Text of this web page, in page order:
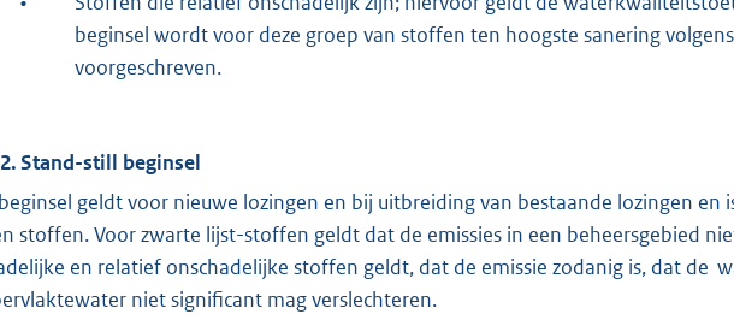
beginsel wordt voor deze groep van stoffen ten hoogste sanering
voorgeschreven.
Stand-still beginsel
geldt voor nieuwe lozingen en bij uitbreiding van bestaande lozingen en
stoffen. Voor zwarte lijst-stoffen geldt dat de emissies in een beheersgebied
en relatief onschadelijke stoffen geldt, dat de emissie zodanig is, dat de
niet significant mag verslechteren.